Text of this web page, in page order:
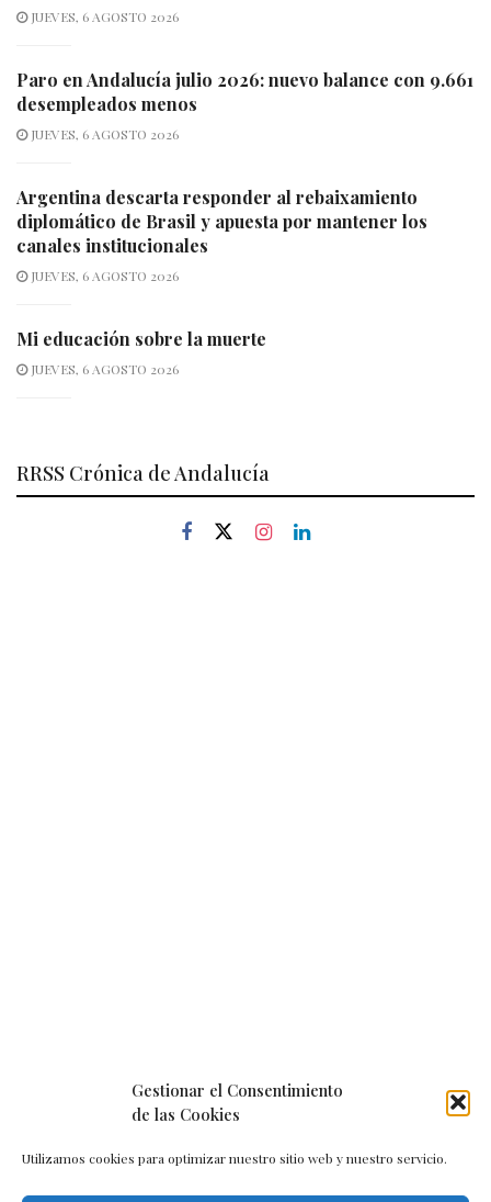
Gestionar el Consentimiento
de las Cookies
Utilizamos cookies para optimizar nuestro sitio web y nuestro servicio.
JUEVES, 6 AGOSTO 2026
Paro en Andalucía julio 2026: nuevo balance con 9.661
desempleados menos
JUEVES, 6 AGOSTO 2026
Argentina descarta responder al rebaixamiento
diplomático de Brasil y apuesta por mantener los
canales institucionales
JUEVES, 6 AGOSTO 2026
Mi educación sobre la muerte
JUEVES, 6 AGOSTO 2026
RRSS Crónica de Andalucía